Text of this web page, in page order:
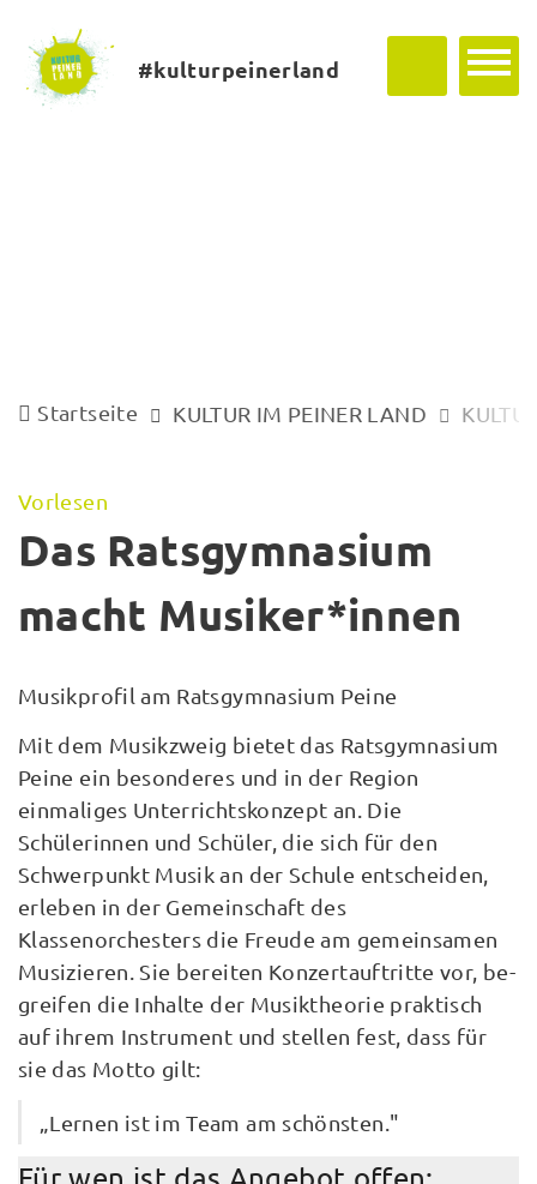
#kulturpeinerland
Startseite KULTUR IM PEINER LAND
Vorlesen
Das Ratsgymnasium
macht Musiker*innen
Musikprofil am Ratsgymnasium Peine
Mit dem Musikzweig bietet das Ratsgymnasium
Peine ein besonderes und in der Region
einmaliges Unterrichtskonzept an. Die
Schülerinnen und Schüler, die sich für den
Schwerpunkt Musik an der Schule entscheiden,
erleben in der Gemeinschaft des
Klassenorchesters die Freude am gemeinsamen
Musizieren. Sie bereiten Konzertauftritte vor, be-
greifen die Inhalte der Musiktheorie praktisch
auf ihrem Instrument und stellen fest, dass für
sie das Motto gilt:
„Lernen ist im Team am schönsten."